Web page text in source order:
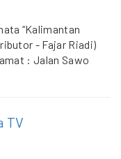
“Kalimantan
- Fajar Riadi)
: Jalan Sawo
TV